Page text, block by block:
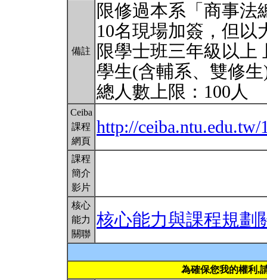
備註
限修過本系「商事法
10名現場加簽，但以
限學士班三年級以上
學生(含輔系、雙修
總人數上限：100人
Ceiba
課程
網頁
http://
課程
簡介
影片
核心
能力
關聯
核心能力與課程規劃
為確保您我的權利,